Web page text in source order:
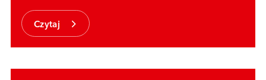
Czytaj